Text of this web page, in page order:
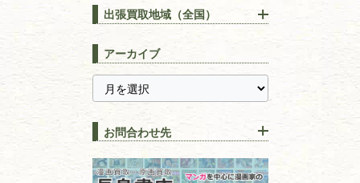
易学・占い
スピリチュアル・
全集・
趣味・教養
書道
りOK！効率的に売る方法
宅配買取は古本を送るだけ！
長島書店の便利な買取サービ
ス
【持ち込み買取】店頭で簡単
に古本を売るメリットとは？
古本を高く売る方法！買取で
上手な売り方のコツを解説
因！適切な管理で長持ちさせ
るコツ
出張買取地域（全国）
埼玉県
千葉県
神奈川県
静岡県
栃木県
山梨県
新潟県
長野県
愛知県
アーカイブ
お問合わせ先